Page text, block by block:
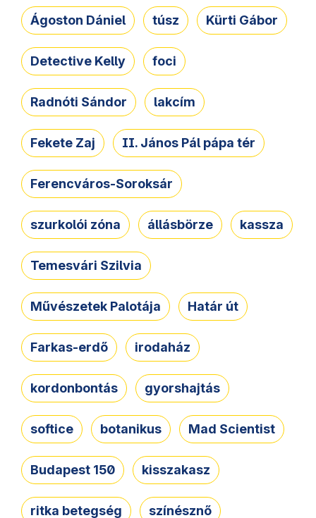
Ágoston Dániel túsz Kürti Gábor
Detective Kelly foci
Radnóti Sándor lakcím
Fekete Zaj II. János Pál pápa tér
Ferencváros-Soroksár
szurkolói zóna állásbörze kassza
Temesvári Szilvia
Művészetek Palotája Határ út
Farkas-erdő irodaház
kordonbontás gyorshajtás
softice botanikus Mad Scientist
Budapest 150 kisszakasz
ritka betegség színésznő